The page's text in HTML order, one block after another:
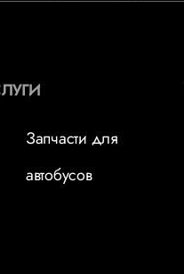
Запчасти для
автобусов